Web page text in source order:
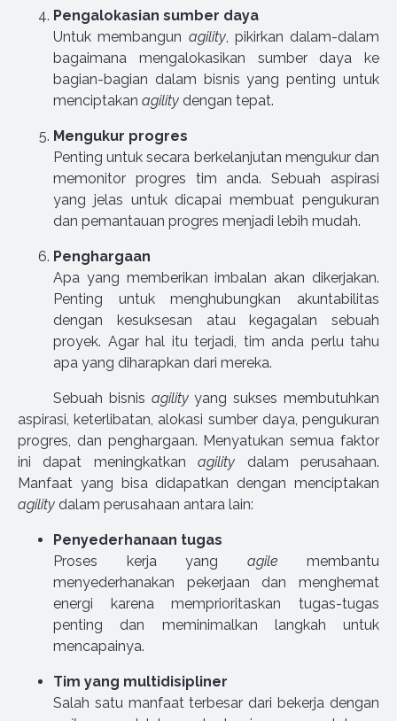
Pengalokasian sumber daya
Untuk membangun agility, pikirkan dalam-dalam
bagaimana mengalokasikan sumber daya ke
bagian-bagian dalam bisnis yang penting untuk
menciptakan agility dengan tepat.
Mengukur progres
Penting untuk secara berkelanjutan mengukur dan
memonitor progres tim anda. Sebuah aspirasi
yang jelas untuk dicapai membuat pengukuran
dan pemantauan progres menjadi lebih mudah.
Penghargaan
Apa yang memberikan imbalan akan dikerjakan.
Penting untuk menghubungkan akuntabilitas
dengan kesuksesan atau kegagalan sebuah
proyek. Agar hal itu terjadi, tim anda perlu tahu
apa yang diharapkan dari mereka.
Sebuah bisnis agilityyang sukses membutuhkan
aspirasi, keterlibatan, alokasi sumber daya, pengukuran
progres, dan penghargaan. Menyatukan semua faktor
ini dapat meningkatkanagility dalam perusahaan.
Manfaat yang bisa didapatkan dengan menciptakan
agility dalam perusahaan antara lain:
Penyederhanaan tugas
Proses kerja yang agile membantu
menyederhanakan pekerjaan dan menghemat
energi karena memprioritaskan tugas-tugas
penting dan meminimalkan langkah untuk
mencapainya.
Tim yang multidisipliner
Salah satu manfaat terbesar dari bekerja dengan